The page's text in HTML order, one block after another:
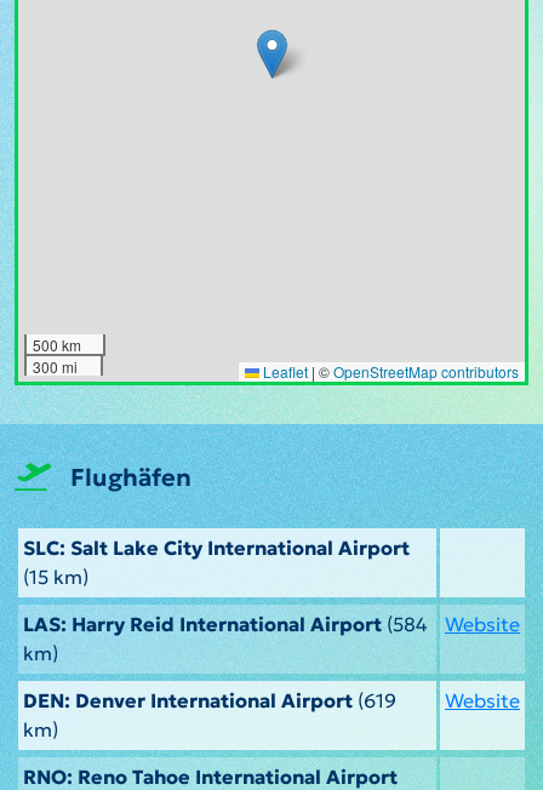
500 km
300 mi
Leaflet | ©OpenStreetMap contributors
Flughäfen
SLC: Salt Lake City International Airport
(15 km)
LAS: Harry Reid International Airport(584
km)
Website
DEN: Denver International Airport (619
km)
Website
RNO: Reno Tahoe International Airport